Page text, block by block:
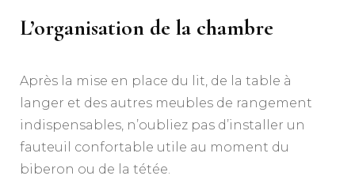
L’organisation de la chambre
Après la mise en place du lit, de la table à
langer et des autres meubles de rangement
indispensables, n’oubliez pas d’installer un
fauteuil confortable utile au moment du
biberon ou de la tétée.